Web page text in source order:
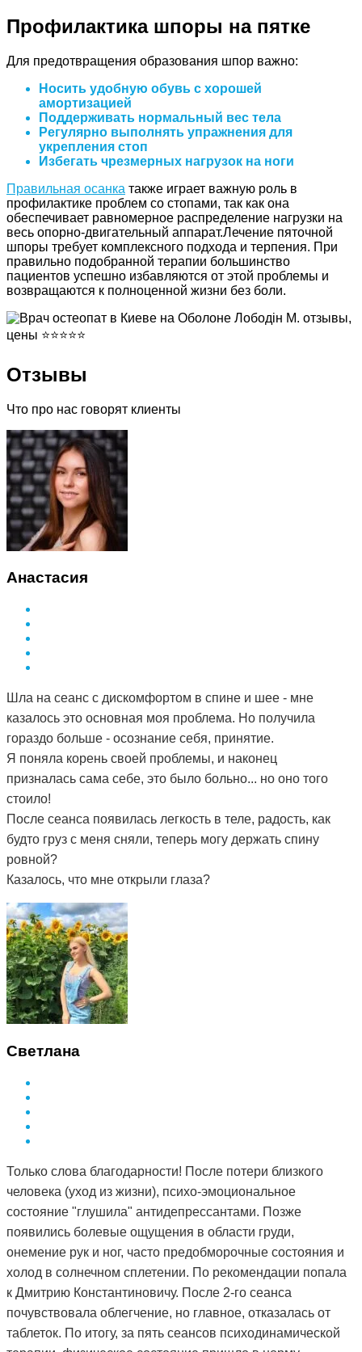
Профилактика шпоры на пятке
Для предотвращения образования шпор важно:
Носить удобную обувь с хорошей
амортизацией
Поддерживать нормальный вес тела
Регулярно выполнять упражнения для
укрепления стоп
Избегать чрезмерных нагрузок на ноги
Правильная осанка также играет важную роль в
профилактике проблем со стопами, так как она
обеспечивает равномерное распределение нагрузки на
весь опорно-двигательный аппарат.Лечение пяточной
шпоры требует комплексного подхода и терпения. При
правильно подобранной терапии большинство
пациентов успешно избавляются от этой проблемы и
возвращаются к полноценной жизни без боли.
Отзывы
Что про нас говорят клиенты
Анастасия
Шла на сеанс с дискомфортом в спине и шее - мне
казалось это основная моя проблема. Но получила
гораздо больше - осознание себя, принятие.
Я поняла корень своей проблемы, и наконец
призналась сама себе, это было больно... но оно того
стоило!
После сеанса появилась легкость в теле, радость, как
будто груз с меня сняли, теперь могу держать спину
ровной?
Казалось, что мне открыли глаза?
Светлана
Только слова благодарности! После потери близкого
человека (уход из жизни), психо-эмоциональное
состояние "глушила" антидепрессантами. Позже
появились болевые ощущения в области груди,
онемение рук и ног, часто предобморочные состояния и
холод в солнечном сплетении. По рекомендации попала
к Дмитрию Константиновичу. После 2-го сеанса
почувствовала облегчение, но главное, отказалась от
таблеток. По итогу, за пять сеансов психодинамической